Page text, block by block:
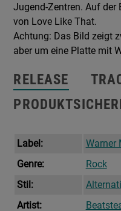
EP
Menge
Jugend-Zentren. Auf der
von Love Like That.
Achtung: Das Bild zeigt
aber um eine Platte mit
RELEASE
Label:
Warner
Genre:
Rock
Stil:
Artist: